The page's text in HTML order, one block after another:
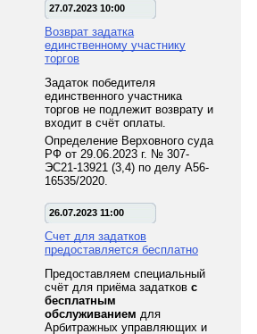
27.07.2023 10:00
Возврат задатка
единственному участнику
торгов
Задаток победителя
единственного участника
торгов не подлежит возврату и
входит в счёт оплаты.
Определение Верховного суда
РФ от 29.06.2023 г. № 307-
ЭС21-13921 (3,4) по делу А56-
16535/2020.
26.07.2023 11:00
Счет для задатков
предоставляется бесплатно
Предоставляем специальный
счёт для приёма задатков с
бесплатным
обслуживанием для
Арбитражных управляющих и